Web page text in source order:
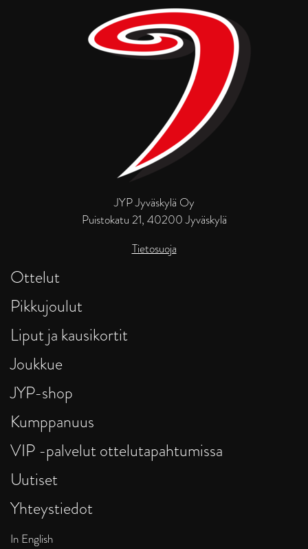
JYP Jyväskylä Oy
Puistokatu 21, 40200 Jyväskylä
Tietosuoja
Ottelut
Pikkujoulut
Liput ja kausikortit
Joukkue
JYP-shop
Kumppanuus
VIP -palvelut ottelutapahtumissa
Uutiset
Yhteystiedot
In English